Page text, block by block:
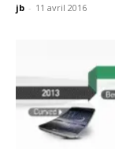
jb - 11 avril 2016